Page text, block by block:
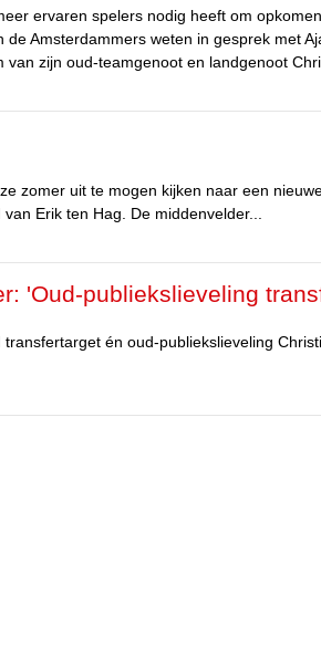
ervaren spelers nodig heeft om
Amsterdammers weten in gesprek met
zijn oud-teamgenoot en landgenoot
zomer uit te mogen kijken naar een
Erik ten Hag. De middenvelder...
'Oud-publiekslieveling
én oud-publiekslieveling